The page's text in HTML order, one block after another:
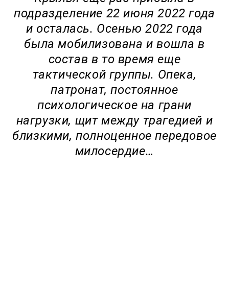
подразделение 22 июня 2022 года
и осталась. Осенью 2022 года
была мобилизована и вошла в
состав в то время еще
тактической группы. Опека,
патронат, постоянное
психологическое на грани
нагрузки, щит между трагедией и
близкими, полноценное передовое
милосердие…